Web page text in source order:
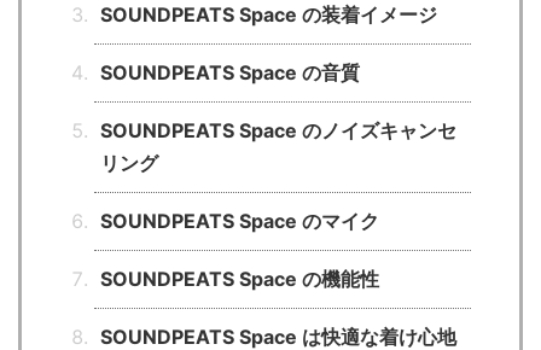
SOUNDPEATS Space の装着イメージ
SOUNDPEATS Space の音質
SOUNDPEATS Space のノイズキャンセ
リング
SOUNDPEATS Space のマイク
SOUNDPEATS Space の機能性
SOUNDPEATS Space は快適な着け心地